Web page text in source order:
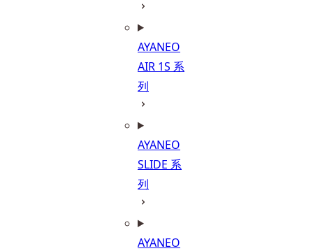
AYANEO
AIR 1S 系
列
AYANEO
SLIDE 系
列
AYANEO